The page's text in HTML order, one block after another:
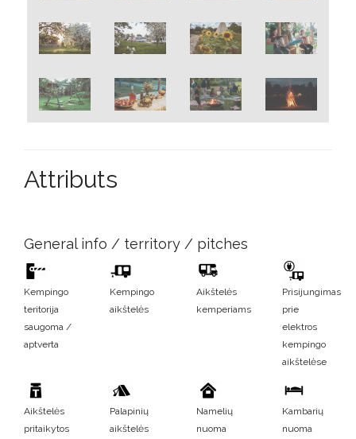
Attributs
General info / territory / pitches
Kempingo
teritorija
saugoma /
aptverta
Kempingo
aikštelės
Aikštelės
kemperiams
Prisijungimas
prie
elektros
kempingo
aikštelėse
Aikštelės
pritaikytos
Palapinių
aikštelės
Namelių
nuoma
Kambarių
nuoma